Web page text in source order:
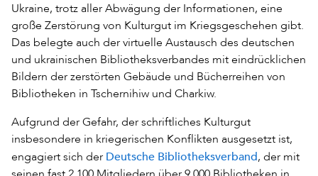
Ukraine, trotz aller Abwägung der Informationen, eine
große Zerstörung von Kulturgut im Kriegsgeschehen gibt.
Das belegte auch der virtuelle Austausch des deutschen
und ukrainischen Bibliotheksverbandes mit eindrücklichen
Bildern der zerstörten Gebäude und Bücherreihen von
Bibliotheken in Tschernihiw und Charkiw.
Aufgrund der Gefahr, der schriftliches Kulturgut
insbesondere in kriegerischen Konflikten ausgesetzt ist,
engagiert sich der Deutsche Bibliotheksverband, der mit